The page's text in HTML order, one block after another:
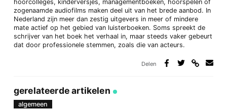
hoorcolleges, kinderversjes, managementboeken, hoorspelen of
zogenaamde audiofilms maken deel uit van het brede aanbod. In
Nederland zijn meer dan zestig uitgevers in meer of mindere
mate actief op het gebied van luisterboeken. Soms spreekt de
schrijver van het boek het verhaal in, maar steeds vaker gebeurt
dat door professionele stemmen, zoals die van acteurs.
Delen
gerelateerde artikelen
algemeen